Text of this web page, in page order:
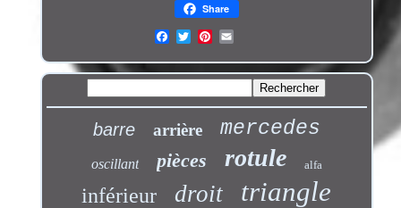
Share
barre arrière mercedes
oscillant pièces rotule alfa
inférieur droit triangle